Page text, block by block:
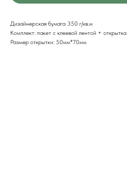
Дизайнерская бумага 350 г/кв.м
Комплект: пакет с клеевой лентой + открытка
Размер открытки: 50мм*70мм